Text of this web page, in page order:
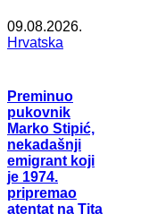
09.08.2026.
Hrvatska
Preminuo
pukovnik
Marko Stipić,
nekadašnji
emigrant koji
je 1974.
pripremao
atentat na Tita